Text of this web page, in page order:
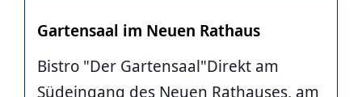
Gartensaal im Neuen Rathaus
Bistro "Der Gartensaal"Direkt am
Südeingang des Neuen Rathauses, am